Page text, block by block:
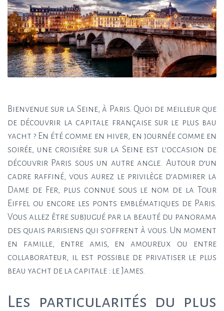
Bienvenue sur la Seine, à Paris. Quoi de meilleur que
de découvrir la capitale française sur le plus bau
yacht ? En été comme en hiver, en journée comme en
soirée, une croisière sur la Seine est l’occasion de
découvrir Paris sous un autre angle. Autour d’un
cadre raffiné, vous aurez le privilège d’admirer la
Dame de Fer, plus connue sous le nom de la Tour
Eiffel ou encore les ponts emblématiques de Paris.
Vous allez être subjugué par la beauté du panorama
des quais parisiens qui s’offrent à vous. Un moment
en famille, entre amis, en amoureux ou entre
collaborateur, il est possible de privatiser le plus
beau yacht de la capitale : le James.
Les particularités du plus